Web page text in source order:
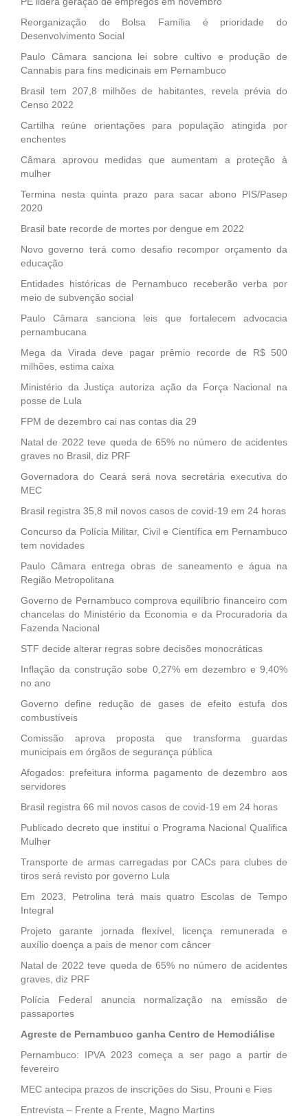
Reorganização do Bolsa Família é prioridade do
Desenvolvimento Social
Paulo Câmara sanciona lei sobre cultivo e produção de
Cannabis para fins medicinais em Pernambuco
Brasil tem 207,8 milhões de habitantes, revela prévia do
Censo 2022
Cartilha reúne orientações para população atingida por
enchentes
Câmara aprovou medidas que aumentam a proteção à
mulher
Termina nesta quinta prazo para sacar abono PIS/Pasep
2020
Brasil bate recorde de mortes por dengue em 2022
Novo governo terá como desafio recompor orçamento da
educação
Entidades históricas de Pernambuco receberão verba por
meio de subvenção social
Paulo Câmara sanciona leis que fortalecem advocacia
pernambucana
Mega da Virada deve pagar prêmio recorde de R$ 500
milhões, estima caixa
Ministério da Justiça autoriza ação da Força Nacional na
posse de Lula
FPM de dezembro cai nas contas dia 29
Natal de 2022 teve queda de 65% no número de acidentes
graves no Brasil, diz PRF
Governadora do Ceará será nova secretária executiva do
MEC
Brasil registra 35,8 mil novos casos de covid-19 em 24 horas
Concurso da Polícia Militar, Civil e Científica em Pernambuco
tem novidades
Paulo Câmara entrega obras de saneamento e água na
Região Metropolitana
Governo de Pernambuco comprova equilíbrio financeiro com
chancelas do Ministério da Economia e da Procuradoria da
Fazenda Nacional
STF decide alterar regras sobre decisões monocráticas
Inflação da construção sobe 0,27% em dezembro e 9,40%
no ano
Governo define redução de gases de efeito estufa dos
combustíveis
Comissão aprova proposta que transforma guardas
municipais em órgãos de segurança pública
Afogados: prefeitura informa pagamento de dezembro aos
servidores
Brasil registra 66 mil novos casos de covid-19 em 24 horas
Publicado decreto que institui o Programa Nacional Qualifica
Mulher
Transporte de armas carregadas por CACs para clubes de
tiros será revisto por governo Lula
Em 2023, Petrolina terá mais quatro Escolas de Tempo
Integral
Projeto garante jornada flexível, licença remunerada e
auxílio doença a pais de menor com câncer
Natal de 2022 teve queda de 65% no número de acidentes
graves, diz PRF
Polícia Federal anuncia normalização na emissão de
passaportes
Agreste de Pernambuco ganha Centro de Hemodiálise
Pernambuco: IPVA 2023 começa a ser pago a partir de
fevereiro
MEC antecipa prazos de inscrições do Sisu, Prouni e Fies
Entrevista – Frente a Frente, Magno Martins